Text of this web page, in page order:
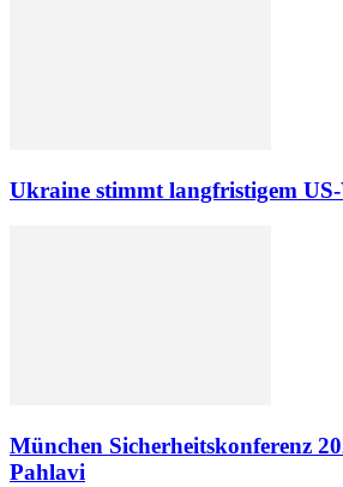
Ukraine stimmt langfristigem
München Sicherheitskonferenz
Pahlavi